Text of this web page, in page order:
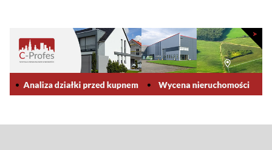
wykonany, jakie ma instalacje oraz jakie generuje
koszty eksploatacji. W artykule analizujemy, jak
wzrost cen energii oddziałuje na rynek, oraz czy
rzeczywiście sprzedają się szybciej niż pozostałe.